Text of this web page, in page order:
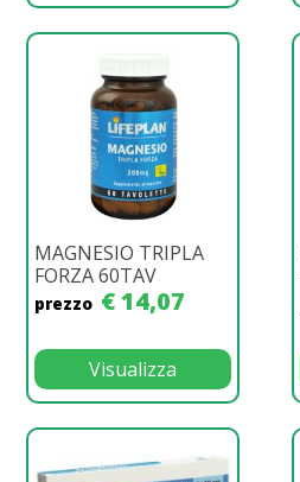
MAGNESIO TRIPLA
FORZA 60TAV
prezzo € 14,07
Visualizza